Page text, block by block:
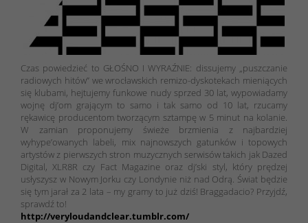
Czas powiedzieć to GŁOŚNO I WYRAŹNIE: dissujemy „puszczanie
radiowych hitów” we wrocławskich remizo-dyskotekach mieniących
się klubami, hejtujemy funkowe nudy sprzed 30 lat, wypowiadamy
wojnę dj’om grającym to samo i tak samo od 10 lat, rzucamy
rękawicę producentom tworzącym sztampę w 5 minut na kolanie.
W zamian proponujemy świeże brzmienia z najbardziej
wyhype’owanych labeli, mix najnowszych gatunków i topowych
artystów z pierwszych stron muzycznych serwisów takich jak Dazed
Digital, XLR8R czy Fact Magazine oraz dj’ski styl, który prędzej
usłyszysz w Nowym Jorku czy Londynie niż nad Odrą. Świat będzie
się tym jarał za 2 lata – my gramy to już dziś! Braggadacio? Przyjdź,
sprawdź to!
http://veryloudandclear.tumblr.com/